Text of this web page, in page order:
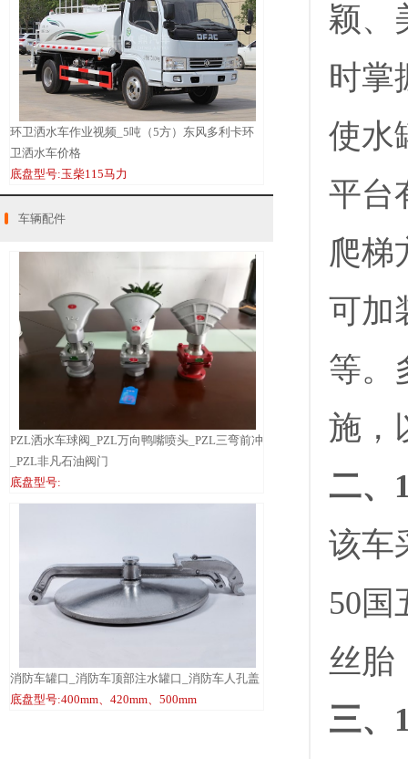
环卫洒水车作业视频_5吨（5方）东风多利卡环
卫洒水车价格
底盘型号:玉柴115马力
车辆配件
PZL洒水车球阀_PZL万向鸭嘴喷头_PZL三弯前冲
_PZL非凡石油阀门
底盘型号:
消防车罐口_消防车顶部注水罐口_消防车人孔盖
底盘型号:400mm、420mm、500mm
颖、
时掌
使水
平台
爬梯
可加
等。
施，
二、
该车
50国
丝胎
三、